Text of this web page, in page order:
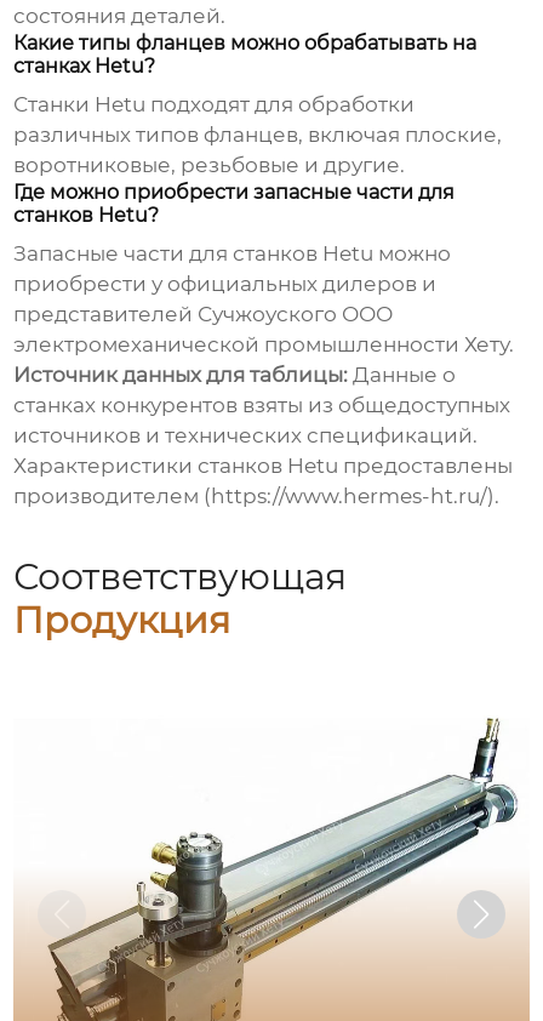
состояния деталей.
Какие типы фланцев можно обрабатывать на
станках Hetu?
Станки Hetu подходят для обработки
различных типов фланцев, включая плоские,
воротниковые, резьбовые и другие.
Где можно приобрести запасные части для
станков Hetu?
Запасные части для станков Hetu можно
приобрести у официальных дилеров и
представителей Сучжоуского ООО
электромеханической промышленности Хету.
Источник данных для таблицы: Данные о
станках конкурентов взяты из общедоступных
источников и технических спецификаций.
Характеристики станков Hetu предоставлены
производителем (https://www.hermes-ht.ru/).
Соответствующая
Продукция